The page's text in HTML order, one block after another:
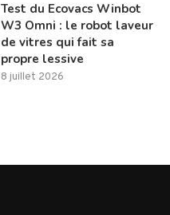
Test du Ecovacs Winbot
W3 Omni : le robot laveur
de vitres qui fait sa
propre lessive
8 juillet 2026